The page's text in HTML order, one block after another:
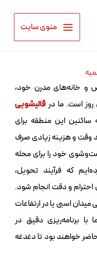
منوی سایت
و خانه‌های مدرن خود،
روز است. ما در قالیشویی
این منطقه برای
وقت و هزینه زیادی صرف
خود را برای محله
که فرآیند تحویل،
و دقت انجام شود.
میدان اسبی یا در ارتفاعات
برنامه‌ریزی دقیق در
خواهند بود تا دغدغه